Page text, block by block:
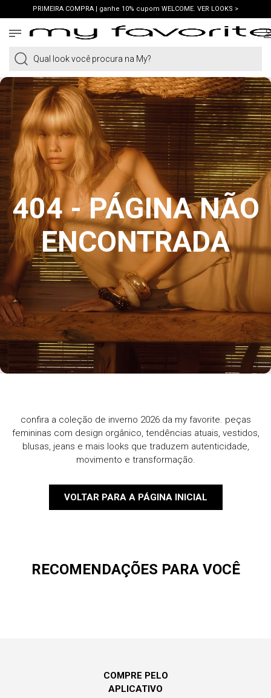
PRIMEIRA COMPRA | ganhe 10% cupom WELCOME. VER LOOKS >
FRETE GRÁTIS | em compras a partir de R$419. AMEI >
Qual look você procura na My?
404 - PÁGINA NÃO
ENCONTRADA
confira a coleção de inverno 2026 da my favorite. peças
femininas com design orgânico, tendências atuais, vestidos,
blusas, jeans e mais looks que traduzem autenticidade,
movimento e transformação.
VOLTAR PARA A PÁGINA INICIAL
RECOMENDAÇÕES PARA VOCÊ
COMPRE PELO
APLICATIVO